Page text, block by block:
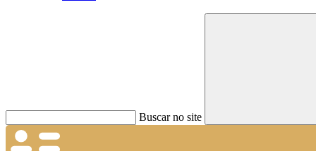
Buscar no site